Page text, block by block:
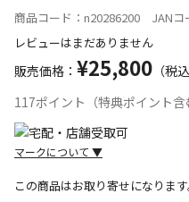
商品コード：n20286200 JANコ
レビューはまだありません
販売価格： ¥25,800 （税込
117ポイント（特典ポイント含
マークについて ▼
この商品はお取り寄せになります